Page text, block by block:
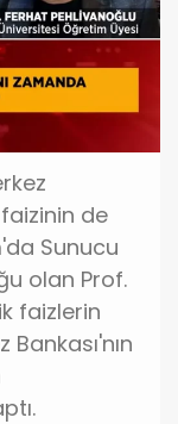
de
Sunucu
olan Prof.
faizlerin
Bankası'nın